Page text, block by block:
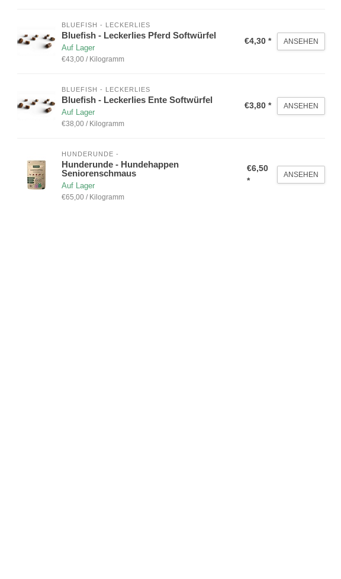
BLUEFISH - LECKERLIES
Bluefish - Leckerlies Pferd Softwürfel
Auf Lager
€43,00 / Kilogramm
€4,30 * ANSEHEN
BLUEFISH - LECKERLIES
Bluefish - Leckerlies Ente Softwürfel
Auf Lager
€38,00 / Kilogramm
€3,80 * ANSEHEN
HUNDERUNDE -
Hunderunde - Hundehappen
Seniorenschmaus
Auf Lager
€65,00 / Kilogramm
€6,50
*
ANSEHEN